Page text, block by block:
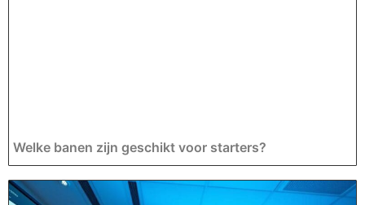
Welke banen zijn geschikt voor starters?